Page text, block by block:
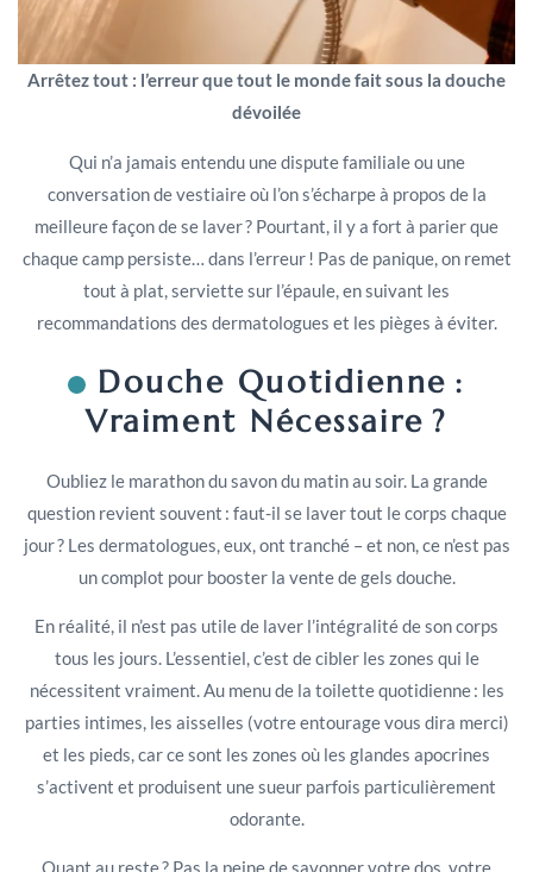
Arrêtez tout : l’erreur que tout le monde fait sous la douche
dévoilée
Qui n’a jamais entendu une dispute familiale ou une
conversation de vestiaire où l’on s’écharpe à propos de la
meilleure façon de se laver ? Pourtant, il y a fort à parier que
chaque camp persiste… dans l’erreur ! Pas de panique, on remet
tout à plat, serviette sur l’épaule, en suivant les
recommandations des dermatologues et les pièges à éviter.
Douche Quotidienne :
Vraiment Nécessaire ?
Oubliez le marathon du savon du matin au soir. La grande
question revient souvent : faut-il se laver tout le corps chaque
jour ? Les dermatologues, eux, ont tranché – et non, ce n’est pas
un complot pour booster la vente de gels douche.
En réalité, il n’est pas utile de laver l’intégralité de son corps
tous les jours. L’essentiel, c’est de cibler les zones qui le
nécessitent vraiment. Au menu de la toilette quotidienne : les
parties intimes, les aisselles (votre entourage vous dira merci)
et les pieds, car ce sont les zones où les glandes apocrines
s’activent et produisent une sueur parfois particulièrement
odorante.
Quant au reste ? Pas la peine de savonner votre dos, votre